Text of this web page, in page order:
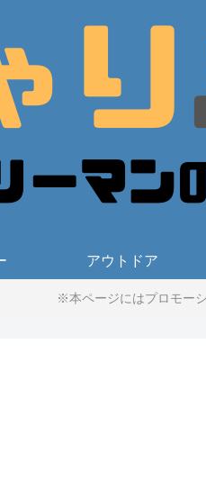
アウトドア
※本ページにはプロモー